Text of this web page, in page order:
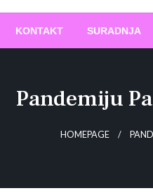
KONTAKT SURADNJA
Pandemiju
HOMEPAGE